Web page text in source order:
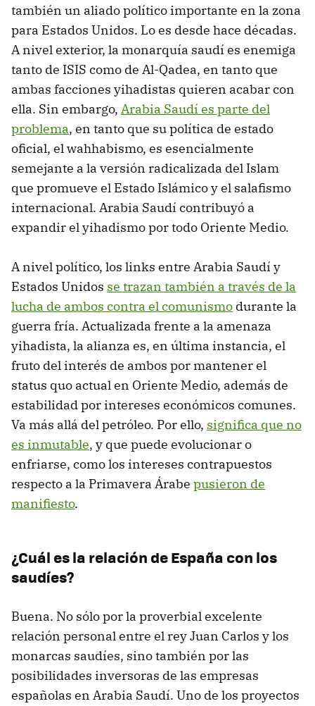
también un aliado político importante en la zona
para Estados Unidos. Lo es desde hace décadas.
A nivel exterior, la monarquía saudí es enemiga
tanto de ISIS como de Al-Qadea, en tanto que
ambas facciones yihadistas quieren acabar con
ella. Sin embargo, Arabia Saudí es parte del
problema, en tanto que su política de estado
oficial, el wahhabismo, es esencialmente
semejante a la versión radicalizada del Islam
que promueve el Estado Islámico y el salafismo
internacional. Arabia Saudí contribuyó a
expandir el yihadismo por todo Oriente Medio.
A nivel político, los links entre Arabia Saudí y
Estados Unidos se trazan también a través de la
lucha de ambos contra el comunismo durante la
guerra fría. Actualizada frente a la amenaza
yihadista, la alianza es, en última instancia, el
fruto del interés de ambos por mantener el
status quo actual en Oriente Medio, además de
estabilidad por intereses económicos comunes.
Va más allá del petróleo. Por ello, significa que no
es inmutable, y que puede evolucionar o
enfriarse, como los intereses contrapuestos
respecto a la Primavera Árabe pusieron de
manifiesto.
¿Cuál es la relación de España con los
saudíes?
Buena. No sólo por la proverbial excelente
relación personal entre el rey Juan Carlos y los
monarcas saudíes, sino también por las
posibilidades inversoras de las empresas
españolas en Arabia Saudí. Uno de los proyectos